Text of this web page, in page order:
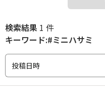
検索結果 1 件
キーワード:#ミニハサミ
投稿日時